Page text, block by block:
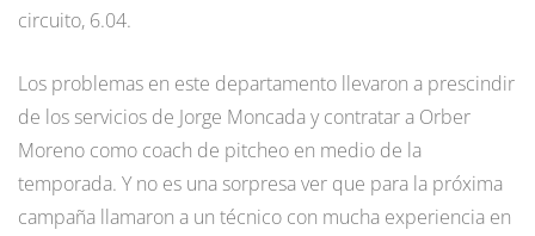
circuito, 6.04.
Los problemas en este departamento llevaron a prescindir
de los servicios de Jorge Moncada y contratar a Orber
Moreno como coach de pitcheo en medio de la
temporada. Y no es una sorpresa ver que para la próxima
campaña llamaron a un técnico con mucha experiencia en